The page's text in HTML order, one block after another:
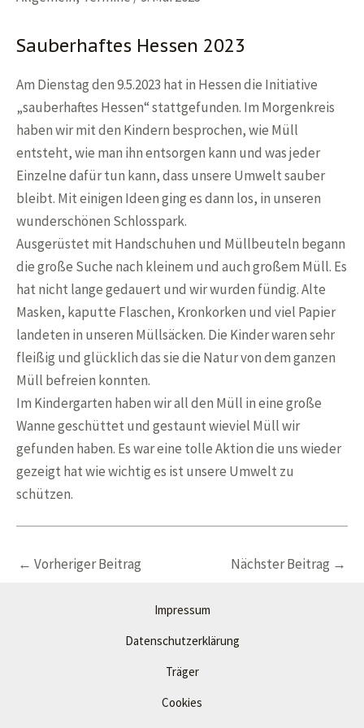
Sauberhaftes Hessen 2023
Am Dienstag den 9.5.2023 hat in Hessen die Initiative
„sauberhaftes Hessen“ stattgefunden. Im Morgenkreis
haben wir mit den Kindern besprochen, wie Müll
entsteht, wie man ihn entsorgen kann und was jeder
Einzelne dafür tun kann, dass unsere Umwelt sauber
bleibt. Mit einigen Ideen ging es dann los, in unseren
wunderschönen Schlosspark.
Ausgerüstet mit Handschuhen und Müllbeuteln begann
die große Suche nach kleinem und auch großem Müll. Es
hat nicht lange gedauert und wir wurden fündig. Alte
Masken, kaputte Flaschen, Kronkorken und viel Papier
landeten in unseren Müllsäcken. Die Kinder waren sehr
fleißig und glücklich das sie die Natur von dem ganzen
Müll befreien konnten.
Im Kindergarten haben wir all den Müll in eine große
Wanne geschüttet und gestaunt wieviel Müll wir
gefunden haben. Es war eine tolle Aktion die uns wieder
gezeigt hat wie wichtig es ist unsere Umwelt zu
schützen.
Post
← Vorheriger Beitrag Nächster Beitrag →
Impressum
Datenschutzerklärung
Träger
Cookies